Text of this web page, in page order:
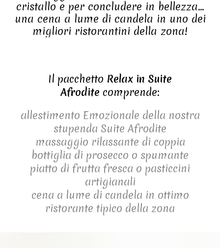
cristallo e per concludere in bellezza…
una cena a lume di candela in uno dei
migliori ristorantini della zona!
Il pacchetto Relax in Suite
Afrodite comprende:
allestimento Emozionale della nostra
stupenda Suite Afrodite
massaggio rilassante di coppia
bottiglia di prosecco o spumante
piatto di frutta fresca o pasticcini
artigianali
cena a lume di candela in ottimo
ristorante tipico della zona